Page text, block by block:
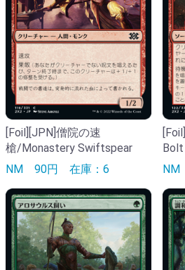
[Foil][JPN]僧院の速
槍/Monastery Swiftspear
NM 90円 在庫：6
Bolt
NM